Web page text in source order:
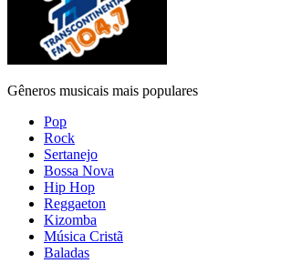
Gêneros musicais mais populares
Pop
Rock
Sertanejo
Bossa Nova
Hip Hop
Reggaeton
Kizomba
Música Cristã
Baladas